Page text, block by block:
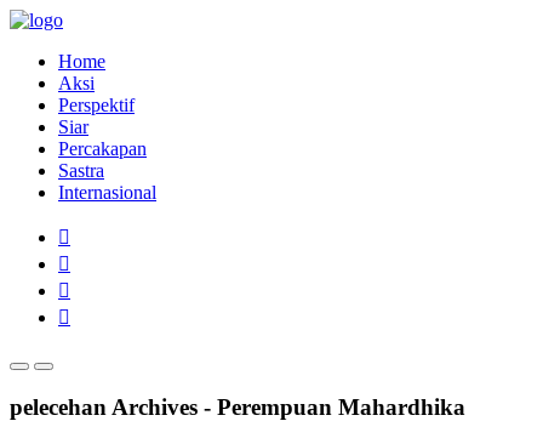
Home
Aksi
Perspektif
Siar
Percakapan
Sastra
Internasional
pelecehan Archives - Perempuan Mahardhika